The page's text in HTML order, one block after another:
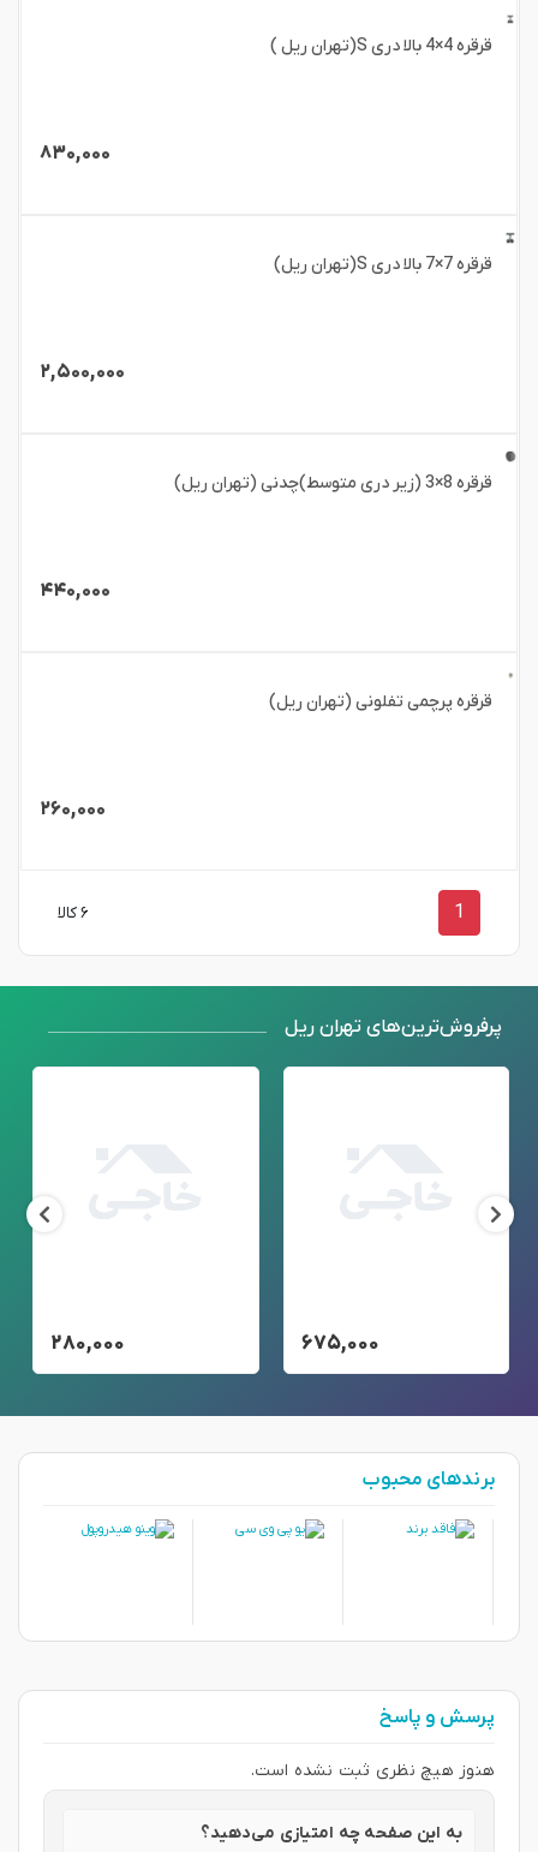
قرقره 4×4 بالا دری S(تهران ریل )
۸۳۰,۰۰۰
قرقره 7×7 بالا دری S(تهران ریل)
۲,۵۰۰,۰۰۰
قرقره 8×3 (زیر دری متوسط)چدنی (تهران ریل)
۴۴۰,۰۰۰
قرقره پرچمی تفلونی (تهران ریل)
۲۶۰,۰۰۰
1 ۶ کالا
پرفروش‌ترین‌های تهران ریل
۶۷۵,۰۰۰ ۲۸۰,۰۰۰
برندهای محبوب
پرسش و پاسخ
هنوز هیچ نظری ثبت نشده است.
به این صفحه چه امتیازی می‌دهید؟